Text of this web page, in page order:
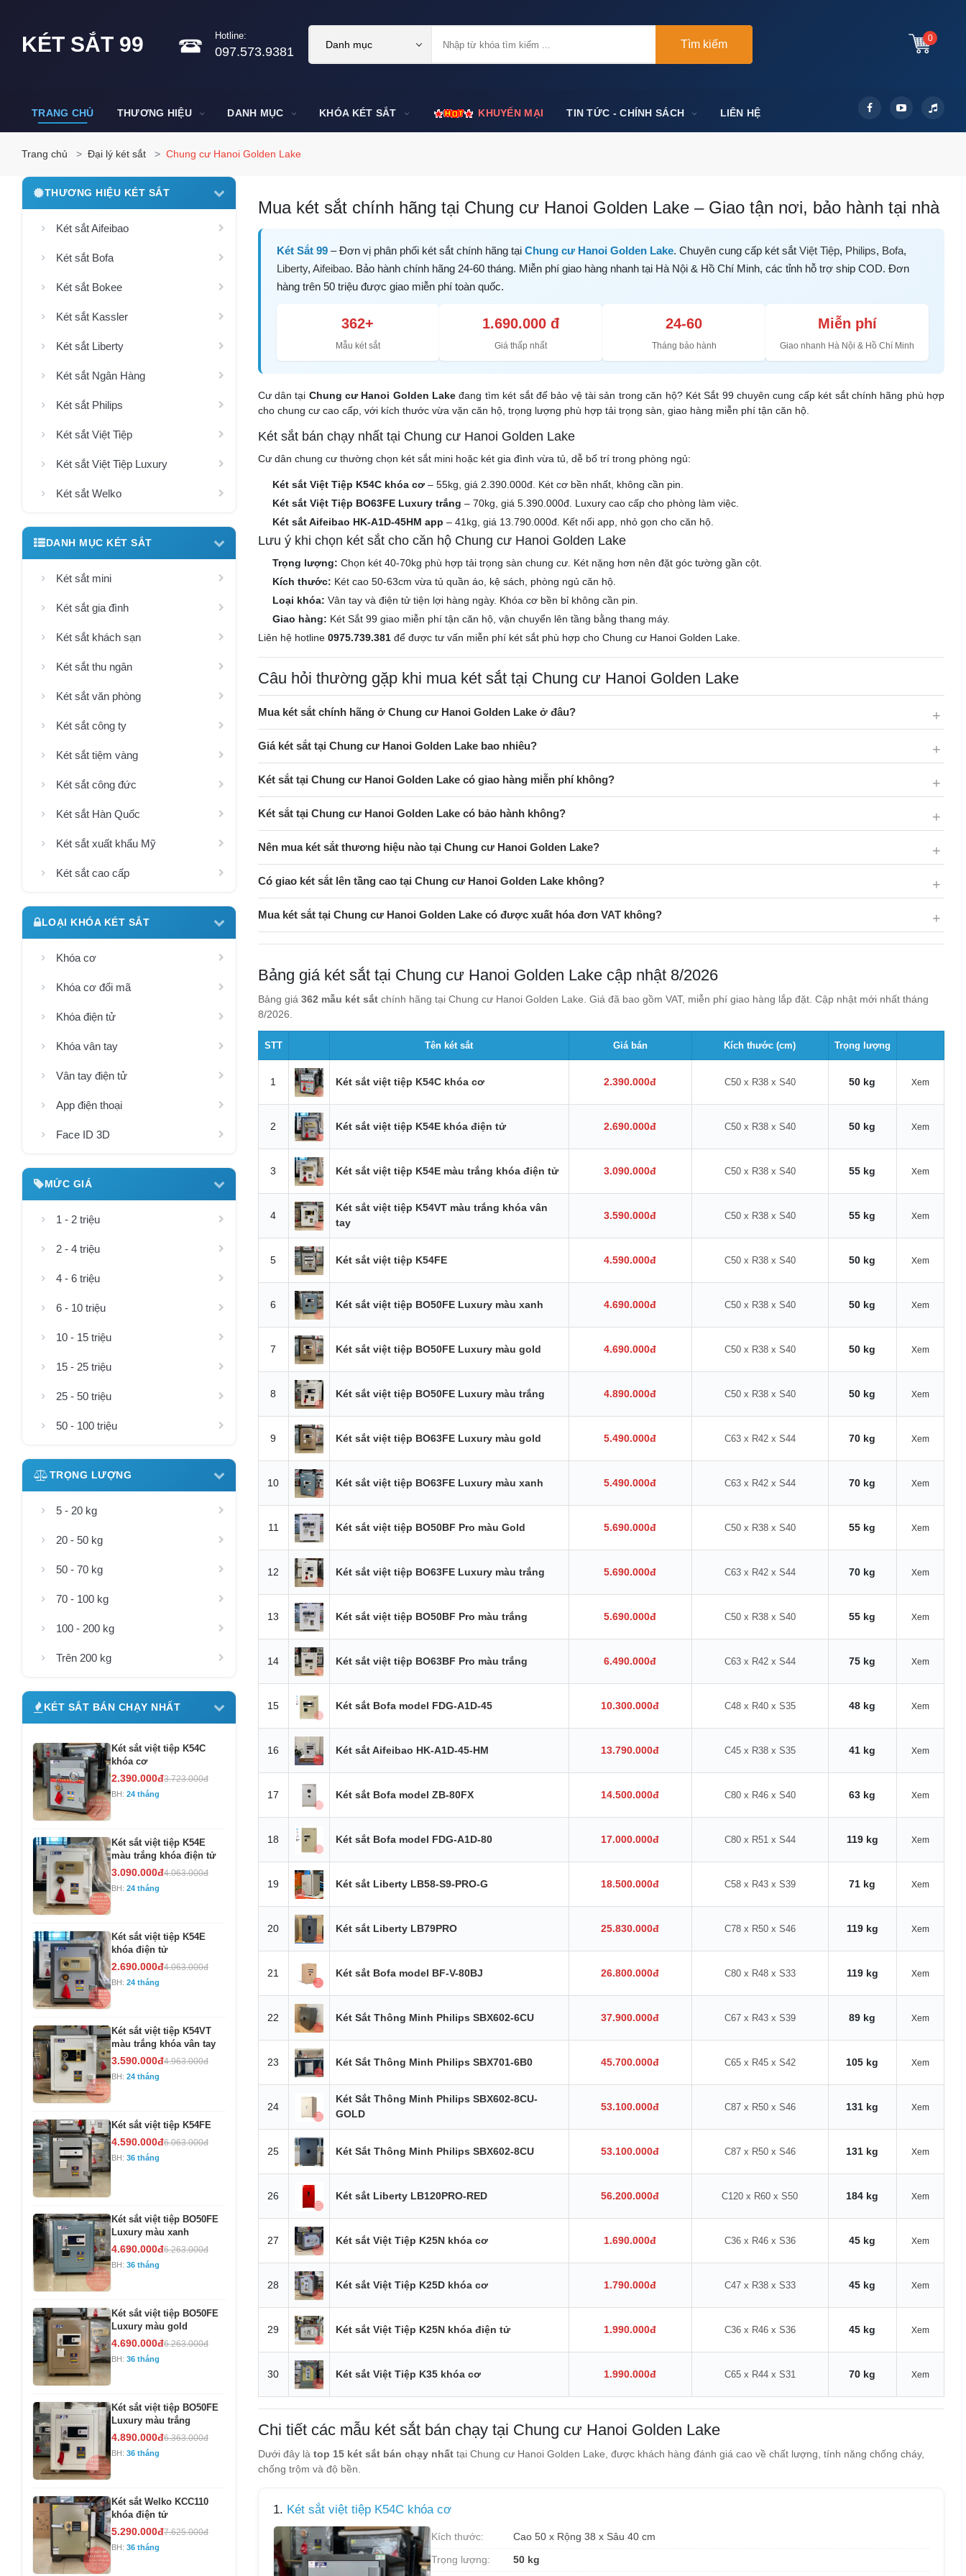
KÉT SẮT 99 Hotline:
097.573.9381
0
Danh mục Tìm kiếm
TRANG CHỦ THƯƠNG HIỆU DANH MỤC KHÓA KÉT SẮT KHUYẾN MẠI TIN TỨC - CHÍNH SÁCH LIÊN HỆ
Trang chủ Đại lý két sắt Chung cư Hanoi Golden Lake
THƯƠNG HIỆU KÉT SẮT
Két sắt Aifeibao
Két sắt Bofa
Két sắt Bokee
Két sắt Kassler
Két sắt Liberty
Két sắt Ngân Hàng
Két sắt Philips
Két sắt Việt Tiệp
Két sắt Việt Tiệp Luxury
Két sắt Welko
DANH MỤC KÉT SẮT
Két sắt mini
Két sắt gia đình
Két sắt khách sạn
Két sắt thu ngân
Két sắt văn phòng
Két sắt công ty
Két sắt tiệm vàng
Két sắt công đức
Két sắt Hàn Quốc
Két sắt xuất khẩu Mỹ
Két sắt cao cấp
LOẠI KHÓA KÉT SẮT
Khóa cơ
Khóa cơ đổi mã
Khóa điện tử
Khóa vân tay
Vân tay điện tử
App điện thoại
Face ID 3D
MỨC GIÁ
1 - 2 triệu
2 - 4 triệu
4 - 6 triệu
6 - 10 triệu
10 - 15 triệu
15 - 25 triệu
25 - 50 triệu
50 - 100 triệu
TRỌNG LƯỢNG
5 - 20 kg
20 - 50 kg
50 - 70 kg
70 - 100 kg
100 - 200 kg
Trên 200 kg
KÉT SẮT BÁN CHẠY NHẤT
Két sắt việt tiệp K54C
khóa cơ
2.390.000đ3.723.000đ
BH: 24 tháng
Két sắt việt tiệp K54E
màu trắng khóa điện tử
3.090.000đ4.063.000đ
BH: 24 tháng
Két sắt việt tiệp K54E
khóa điện tử
2.690.000đ4.063.000đ
BH: 24 tháng
Két sắt việt tiệp K54VT
màu trắng khóa vân tay
3.590.000đ4.963.000đ
BH: 24 tháng
Két sắt việt tiệp K54FE
4.590.000đ6.063.000đ
BH: 36 tháng
Két sắt việt tiệp BO50FE
Luxury màu xanh
4.690.000đ6.263.000đ
BH: 36 tháng
Két sắt việt tiệp BO50FE
Luxury màu gold
4.690.000đ6.263.000đ
BH: 36 tháng
Két sắt việt tiệp BO50FE
Luxury màu trắng
4.890.000đ6.363.000đ
BH: 36 tháng
Két sắt Welko KCC110
khóa điện tử
5.290.000đ7.625.000đ
BH: 36 tháng
Mua két sắt chính hãng tại Chung cư Hanoi Golden Lake – Giao tận nơi, bảo hành tại nhà
Két Sắt 99– Đơn vị phân phối két sắt chính hãng tại Chung cư Hanoi Golden Lake. Chuyên cung cấp két sắt Việt Tiệp, Philips, Bofa,
Liberty, Aifeibao. Bảo hành chính hãng 24-60 tháng. Miễn phí giao hàng nhanh tại Hà Nội & Hồ Chí Minh, các tỉnh hỗ trợ ship COD. Đơn
hàng trên 50 triệu được giao miễn phí toàn quốc.
362+
Mẫu két sắt
1.690.000 đ
Giá thấp nhất
24-60
Tháng bảo hành
Miễn phí
Giao nhanh Hà Nội & Hồ Chí Minh
Cư dân tại Chung cư Hanoi Golden Lake đang tìm két sắt để bảo vệ tài sản trong căn hộ? Két Sắt 99 chuyên cung cấp két sắt chính hãng phù hợp
cho chung cư cao cấp, với kích thước vừa vặn căn hộ, trọng lượng phù hợp tải trọng sàn, giao hàng miễn phí tận căn hộ.
Két sắt bán chạy nhất tại Chung cư Hanoi Golden Lake
Cư dân chung cư thường chọn két sắt mini hoặc két gia đình vừa tủ, dễ bố trí trong phòng ngủ:
Két sắt Việt Tiệp K54C khóa cơ– 55kg, giá 2.390.000đ. Két cơ bền nhất, không cần pin.
Két sắt Việt Tiệp BO63FE Luxury trắng – 70kg, giá 5.390.000đ. Luxury cao cấp cho phòng làm việc.
Két sắt Aifeibao HK-A1D-45HM app – 41kg, giá 13.790.000đ. Kết nối app, nhỏ gọn cho căn hộ.
Lưu ý khi chọn két sắt cho căn hộ Chung cư Hanoi Golden Lake
Trọng lượng: Chọn két 40-70kg phù hợp tải trọng sàn chung cư. Két nặng hơn nên đặt góc tường gần cột.
Kích thước: Két cao 50-63cm vừa tủ quần áo, kệ sách, phòng ngủ căn hộ.
Loại khóa: Vân tay và điện tử tiện lợi hàng ngày. Khóa cơ bền bỉ không cần pin.
Giao hàng: Két Sắt 99 giao miễn phí tận căn hộ, vận chuyển lên tầng bằng thang máy.
Liên hệ hotline 0975.739.381để được tư vấn miễn phí két sắt phù hợp cho Chung cư Hanoi Golden Lake.
Câu hỏi thường gặp khi mua két sắt tại Chung cư Hanoi Golden Lake
Mua két sắt chính hãng ở Chung cư Hanoi Golden Lake ở đâu?
Giá két sắt tại Chung cư Hanoi Golden Lake bao nhiêu?
Két sắt tại Chung cư Hanoi Golden Lake có giao hàng miễn phí không?
Két sắt tại Chung cư Hanoi Golden Lake có bảo hành không?
Nên mua két sắt thương hiệu nào tại Chung cư Hanoi Golden Lake?
Có giao két sắt lên tầng cao tại Chung cư Hanoi Golden Lake không?
Mua két sắt tại Chung cư Hanoi Golden Lake có được xuất hóa đơn VAT không?
Bảng giá két sắt tại Chung cư Hanoi Golden Lake cập nhật 8/2026
Bảng giá 362 mẫu két sắtchính hãng tại Chung cư Hanoi Golden Lake. Giá đã bao gồm VAT, miễn phí giao hàng lắp đặt. Cập nhật mới nhất tháng
8/2026.
STT Tên két sắt Giá bán Kích thước (cm) Trọng lượng
1 Két sắt việt tiệp K54C khóa cơ 2.390.000đ C50 x R38 x S40 50 kg Xem
2 Két sắt việt tiệp K54E khóa điện tử 2.690.000đ C50 x R38 x S40 50 kg Xem
3 Két sắt việt tiệp K54E màu trắng khóa điện tử 3.090.000đ C50 x R38 x S40 55 kg Xem
4
Két sắt việt tiệp K54VT màu trắng khóa vân
tay
3.590.000đ C50 x R38 x S40 55 kg Xem
5 Két sắt việt tiệp K54FE 4.590.000đ C50 x R38 x S40 50 kg Xem
6 Két sắt việt tiệp BO50FE Luxury màu xanh 4.690.000đ C50 x R38 x S40 50 kg Xem
7 Két sắt việt tiệp BO50FE Luxury màu gold 4.690.000đ C50 x R38 x S40 50 kg Xem
8 Két sắt việt tiệp BO50FE Luxury màu trắng 4.890.000đ C50 x R38 x S40 50 kg Xem
9 Két sắt việt tiệp BO63FE Luxury màu gold 5.490.000đ C63 x R42 x S44 70 kg Xem
10 Két sắt việt tiệp BO63FE Luxury màu xanh 5.490.000đ C63 x R42 x S44 70 kg Xem
11 Két sắt việt tiệp BO50BF Pro màu Gold 5.690.000đ C50 x R38 x S40 55 kg Xem
12 Két sắt việt tiệp BO63FE Luxury màu trắng 5.690.000đ C63 x R42 x S44 70 kg Xem
13 Két sắt việt tiệp BO50BF Pro màu trắng 5.690.000đ C50 x R38 x S40 55 kg Xem
14 Két sắt việt tiệp BO63BF Pro màu trắng 6.490.000đ C63 x R42 x S44 75 kg Xem
15 Két sắt Bofa model FDG-A1D-45 10.300.000đ C48 x R40 x S35 48 kg Xem
16 Két sắt Aifeibao HK-A1D-45-HM 13.790.000đ C45 x R38 x S35 41 kg Xem
17 Két sắt Bofa model ZB-80FX 14.500.000đ C80 x R46 x S40 63 kg Xem
18 Két sắt Bofa model FDG-A1D-80 17.000.000đ C80 x R51 x S44 119 kg Xem
19 Két sắt Liberty LB58-S9-PRO-G 18.500.000đ C58 x R43 x S39 71 kg Xem
20 Két sắt Liberty LB79PRO 25.830.000đ C78 x R50 x S46 119 kg Xem
21 Két sắt Bofa model BF-V-80BJ 26.800.000đ C80 x R48 x S33 119 kg Xem
22 Két Sắt Thông Minh Philips SBX602-6CU 37.900.000đ C67 x R43 x S39 89 kg Xem
23 Két Sắt Thông Minh Philips SBX701-6B0 45.700.000đ C65 x R45 x S42 105 kg Xem
24
Két Sắt Thông Minh Philips SBX602-8CU-
GOLD
53.100.000đ C87 x R50 x S46 131 kg Xem
25 Két Sắt Thông Minh Philips SBX602-8CU 53.100.000đ C87 x R50 x S46 131 kg Xem
26 Két sắt Liberty LB120PRO-RED 56.200.000đ C120 x R60 x S50 184 kg Xem
27 Két sắt Việt Tiệp K25N khóa cơ 1.690.000đ C36 x R46 x S36 45 kg Xem
28 Két sắt Việt Tiệp K25D khóa cơ 1.790.000đ C47 x R38 x S33 45 kg Xem
29 Két sắt Việt Tiệp K25N khóa điện tử 1.990.000đ C36 x R46 x S36 45 kg Xem
30 Két sắt Việt Tiệp K35 khóa cơ 1.990.000đ C65 x R44 x S31 70 kg Xem
Chi tiết các mẫu két sắt bán chạy tại Chung cư Hanoi Golden Lake
Dưới đây là top 15 két sắt bán chạy nhấttại Chung cư Hanoi Golden Lake, được khách hàng đánh giá cao về chất lượng, tính năng chống cháy,
chống trộm và độ bền.
1. Két sắt việt tiệp K54C khóa cơ
Kích thước:
Cao 50 x Rộng 38 x Sâu 40 cm
Trọng lượng:
50 kg